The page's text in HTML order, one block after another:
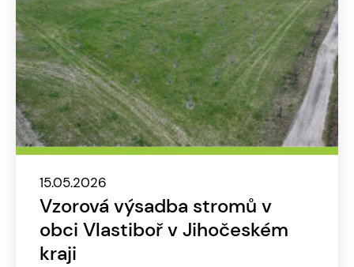
15.05.2026
Vzorová výsadba stromů v
obci Vlastiboř v Jihočeském
kraji